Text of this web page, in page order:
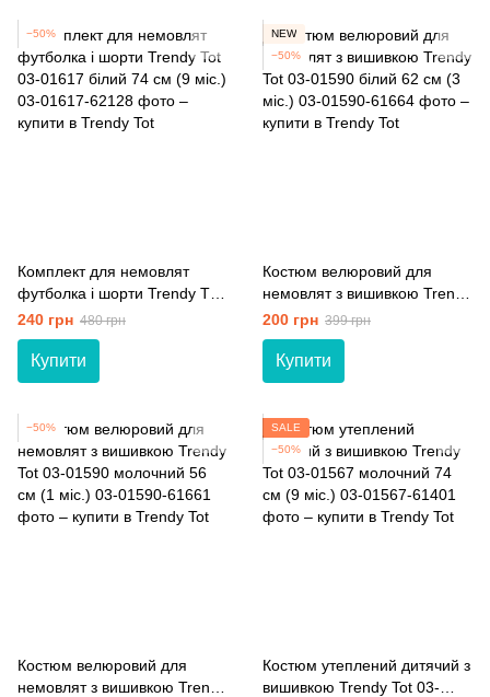
−50%
Комплект для немовлят
футболка і шорти Trendy Tot
03-01617 білий 74 см (9 мiс.)
240 грн 480 грн
Купити
NEW
−50%
Костюм велюровий для
немовлят з вишивкою Trendy
Tot 03-01590 білий 62 см (3
мiс.)
200 грн 399 грн
Купити
−50%
Костюм велюровий для
немовлят з вишивкою Trendy
SALE
−50%
Костюм утеплений дитячий з
вишивкою Trendy Tot 03-